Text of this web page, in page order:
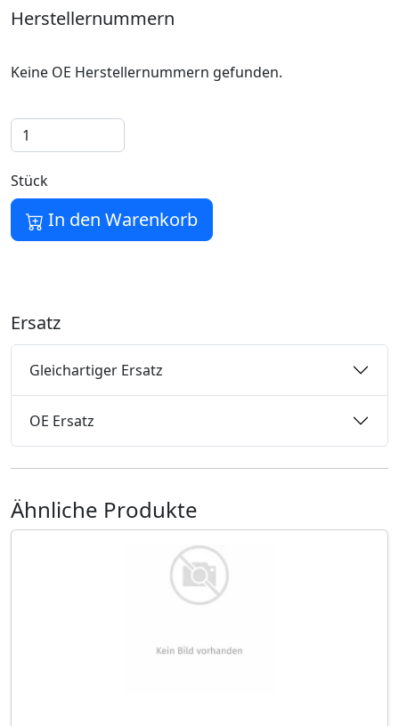
Herstellernummern
Keine OE Herstellernummern gefunden.
Stück
In den Warenkorb
Ersatz
Gleichartiger Ersatz
OE Ersatz
Ähnliche Produkte